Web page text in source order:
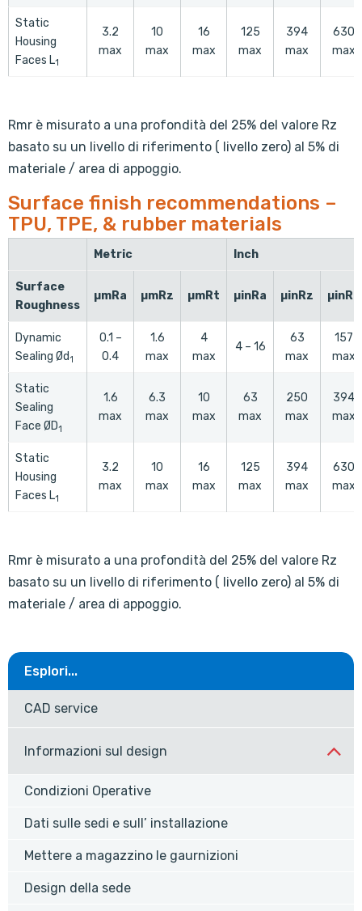
Static
Housing
Faces L1
3.2
max
10
max
16
max
125
max
394
max
630
max
Rmr è misurato a una profondità del 25% del valore Rz
basato su un livello di riferimento ( livello zero) al 5% di
materiale / area di appoggio.
Surface finish recommendations –
TPU, TPE, & rubber materials
Metric Inch
Surface
Roughness
µmRa µmRz µmRt µinRa µinRz µinRt
Dynamic
Sealing Ød1
0.1 –
0.4
1.6
max
4
max
4 – 16
63
max
157
max
Static
Sealing
Face ØD1
1.6
max
6.3
max
10
max
63
max
250
max
394
max
Static
Housing
Faces L1
3.2
max
10
max
16
max
125
max
394
max
630
max
Rmr è misurato a una profondità del 25% del valore Rz
basato su un livello di riferimento ( livello zero) al 5% di
materiale / area di appoggio.
Esplori...
CAD service
Informazioni sul design
Condizioni Operative
Dati sulle sedi e sull’ installazione
Mettere a magazzino le gaurnizioni
Design della sede